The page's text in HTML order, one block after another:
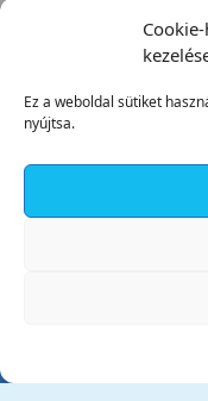
Ez a weboldal sütiket
nyújtsa.
Tata